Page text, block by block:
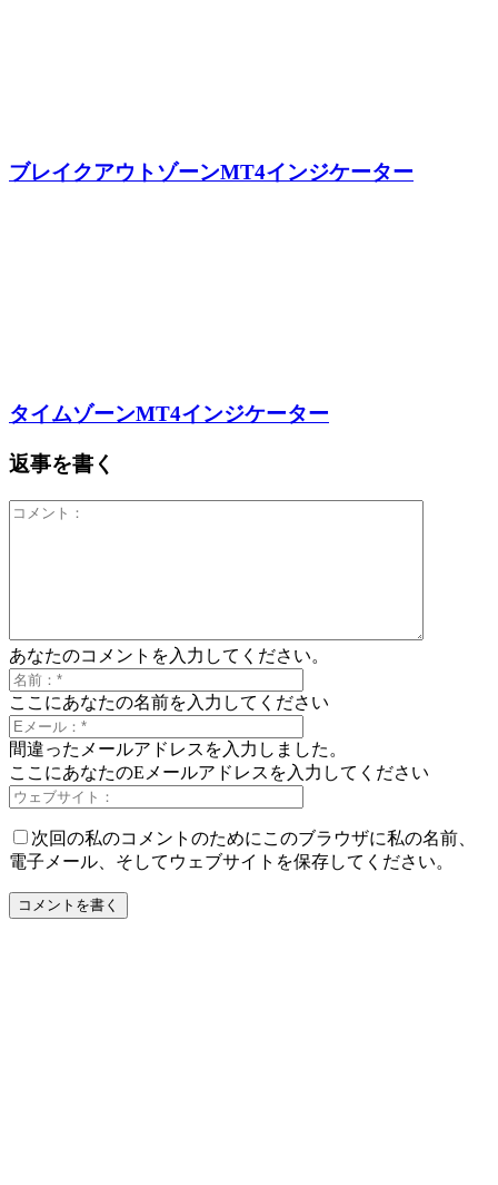
ブレイクアウトゾーンMT4インジケーター
タイムゾーンMT4インジケーター
返事を書く
あなたのコメントを入力してください。
ここにあなたの名前を入力してください
間違ったメールアドレスを入力しました。
ここにあなたのEメールアドレスを入力してください
次回の私のコメントのためにこのブラウザに私の名前、
電子メール、そしてウェブサイトを保存してください。